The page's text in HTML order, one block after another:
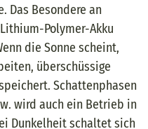
Das Besondere an
Polymer-Akku
die Sonne scheint,
überschüssige
Schattenphasen
wird auch ein Betrieb in
Dunkelheit schaltet sich